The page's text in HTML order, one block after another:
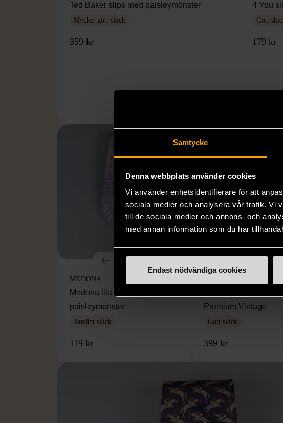
Samtycke
Denna webbplats använder cookies
Vi använder enhetsidentifierare för att
sociala medier och analysera vår trafik. Vi
till de sociala medier och annons- och
med annan information som du har
Endast nödvändiga cookies
Ted Baker slips med paisleymönster
Mycket gott skick
359 kr
4 You
Gott
179 kr
MEDONA
Medona lila slips med
paisleymönster
Använt skick
119 kr
Premium Vintage
Gott skick
399 kr